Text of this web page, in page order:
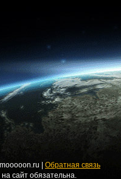
| Обратная связь
сайт обязательна.